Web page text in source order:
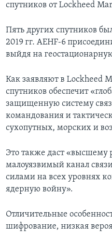
спутников от Lockheed
Пять других спутников
2019 гг. AEHF-6
выйдя на
Как заявляют в Lockheed
спутников обеспечит
защищенную систему
командования и
сухопутных, морских и
Это также даст «высшему
малоуязвимый канал
силами на всех уровнях
ядерную войну».
Отличительные
шифрование, низкая